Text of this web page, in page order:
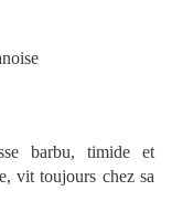
barbu, timide et
vit toujours chez sa